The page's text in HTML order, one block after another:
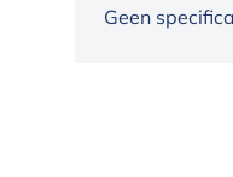
Geen